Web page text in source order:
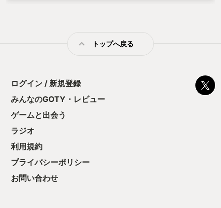
うとしていたのかも知れません。 シンプルなゲームだと思い込
何でも出来てしまうというのが最初の感触でした。 調子に乗っ
ることになりましたが、それがこのゲームに対する考え方を改
めるきっかけとなり、またゲームを深く知りたいという欲求に
繋がった様な気がします。 それからは遺跡の謎を解き明かす
為、愛用の方眼ノートを片手に慎重に探索するスタイルになり
して遺跡で命を落とした探検家達のメッセージ、謎の石碑の言
アクションゲームでは無いと気付き始めます。 その情報量はか
なり多く、一見何を示唆しているのか分からない情報や「今、
その情報ここで言う？」みたいな先のエリアの情報もあり、勉
トップへ戻る
ログイン / 新規登録
みんなのGOTY・レビュー
ゲームと出会う
ラジオ
利用規約
プライバシーポリシー
お問い合わせ